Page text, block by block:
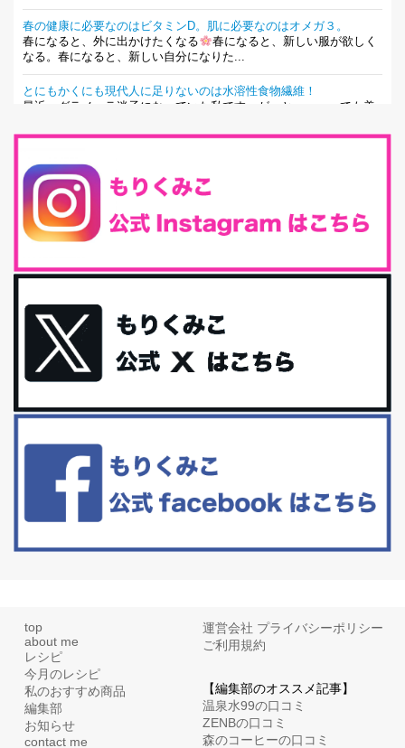
春の健康に必要なのはビタミンD。肌に必要なのはオメガ３。
春になると、外に出かけたくなる
春になると、新しい服が欲しく
なる。春になると、新しい自分になりた...
とにもかくにも現代人に足りないのは水溶性食物繊維！
最近、グラノーラ迷子になっていた私です。が、と〜〜〜っても美
腸内環境を整えることは、健康維持の中でいっちばん大事！だと私
は思っています。 ヒトの免...
iHerb特大セール終了間近！みんな何買う？
最近お風呂上がりの炭酸水をシリカシリカにしているんだけど確か
今回は、最近毎回定期的に購入している「楽天ふるさと納税」の返
礼品トップ５を紹介します。今までいろ...
更年期を穏やかに乗りきるために今できる５つのこと。
アラフィフからの体と心の整え方。 私も気づけばアラフィフ、これ
といった更年期症状はまだ...
白髪・美容・免疫力、現代人に足りないのは海藻！
リーブオイルorごま油をたらす。&n...
top
about me
レシピ
今月のレシピ
私のおすすめ商品
編集部
お知らせ
contact me
運営会社 プライバシーポリシー
ご利用規約
【編集部のオススメ記事】
温泉水99の口コミ
ZENBの口コミ
森のコーヒーの口コミ